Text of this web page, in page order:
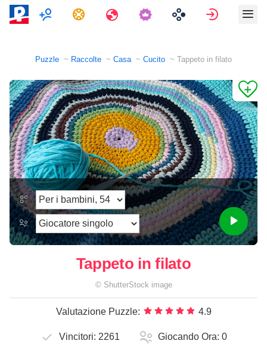
Multigiocatore
Compiti Viaggi Accedi
Puzzle Raccolte Casa Cucito Tappeto in filato
Tappeto in filato
© ShutterStock image
Valutazione Puzzle: 4.9
Vincitori: 2261 Giocando Ora: 0